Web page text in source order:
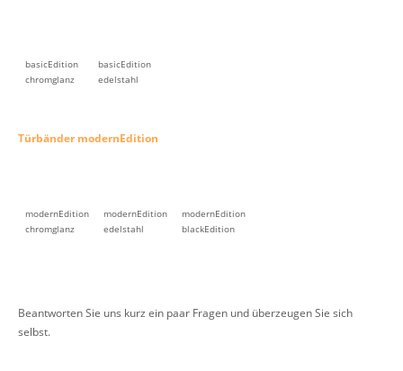
basicEdition
chromglanz
basicEdition
edelstahl
Türbänder modernEdition
modernEdition
chromglanz
modernEdition
edelstahl
modernEdition
blackEdition
Beantworten Sie uns kurz ein paar Fragen und überzeugen Sie sich
selbst.